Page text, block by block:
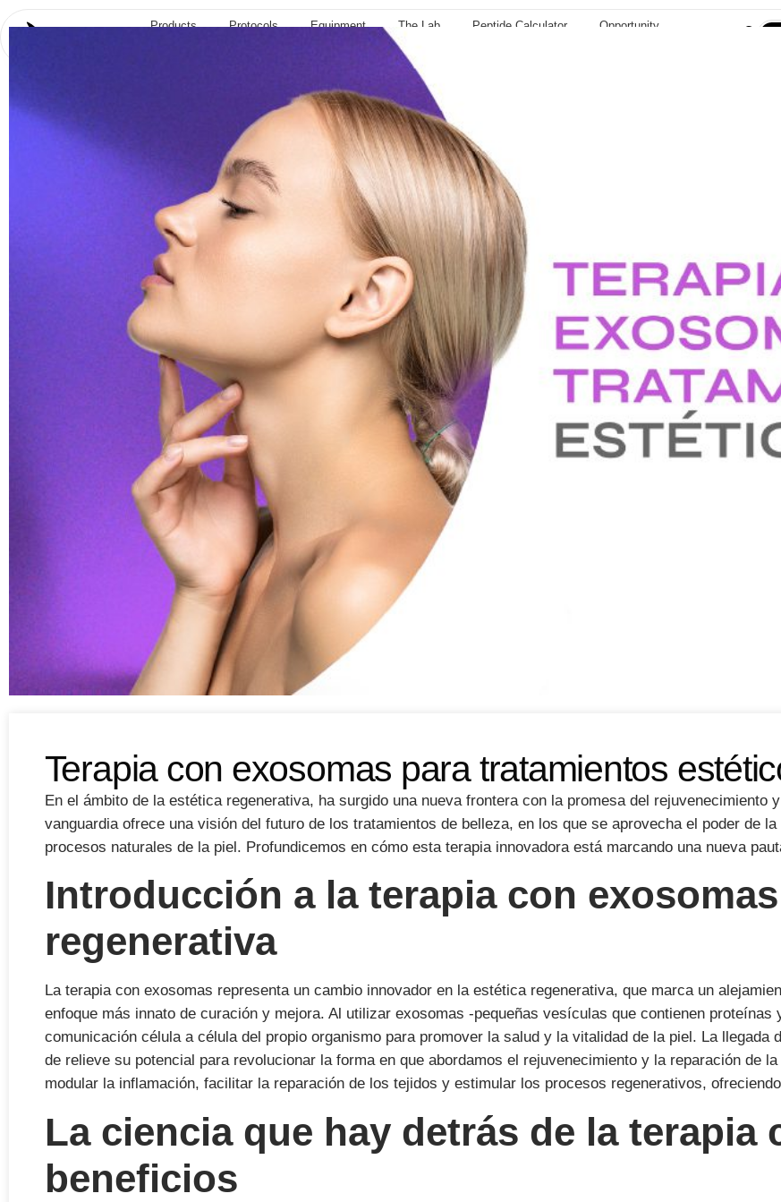
Products Protocols Equipment The Lab Peptide Calculator Opportunity
Terapia con exosomas para tratamientos
En el ámbito de la estética regenerativa, ha surgido una nueva frontera con la promesa del rejuvenecimiento
vanguardia ofrece una visión del futuro de los tratamientos de belleza, en los que se aprovecha el poder de
procesos naturales de la piel. Profundicemos en cómo esta terapia innovadora está marcando una nueva
Introducción a la terapia con
regenerativa
La terapia con exosomas representa un cambio innovador en la estética regenerativa, que marca un
enfoque más innato de curación y mejora. Al utilizar exosomas -pequeñas vesículas que contienen
comunicación célula a célula del propio organismo para promover la salud y la vitalidad de la piel. La
de relieve su potencial para revolucionar la forma en que abordamos el rejuvenecimiento y la reparación de
modular la inflamación, facilitar la reparación de los tejidos y estimular los procesos regenerativos,
La ciencia que hay detrás de la terapia
beneficios